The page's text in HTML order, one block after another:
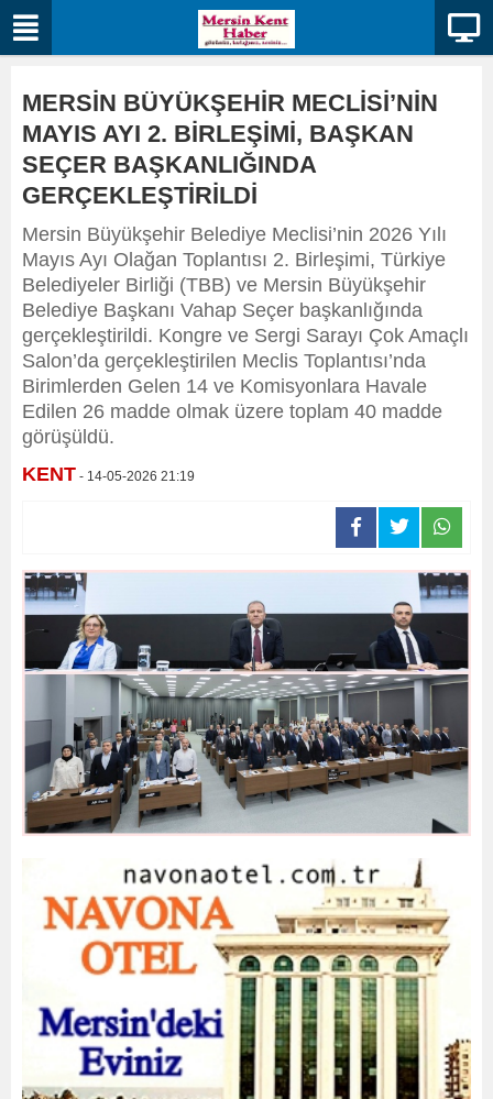
MERSİN BÜYÜKŞEHİR MECLİSİ’NİN
MAYIS AYI 2. BİRLEŞİMİ, BAŞKAN
SEÇER BAŞKANLIĞINDA
GERÇEKLEŞTİRİLDİ
Mersin Büyükşehir Belediye Meclisi’nin 2026 Yılı
Mayıs Ayı Olağan Toplantısı 2. Birleşimi, Türkiye
Belediyeler Birliği (TBB) ve Mersin Büyükşehir
Belediye Başkanı Vahap Seçer başkanlığında
gerçekleştirildi. Kongre ve Sergi Sarayı Çok Amaçlı
Salon’da gerçekleştirilen Meclis Toplantısı’nda
Birimlerden Gelen 14 ve Komisyonlara Havale
Edilen 26 madde olmak üzere toplam 40 madde
görüşüldü.
KENT - 14-05-2026 21:19